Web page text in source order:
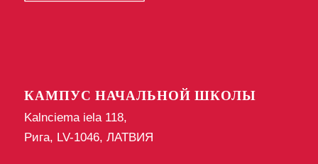
КАМПУС НАЧАЛЬНОЙ ШКОЛЫ
Kalnciema iela 118,
Рига, LV-1046, ЛАТВИЯ